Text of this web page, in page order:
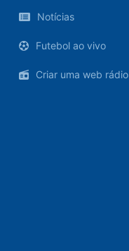
Notícias
Futebol ao vivo
Criar uma web rádio